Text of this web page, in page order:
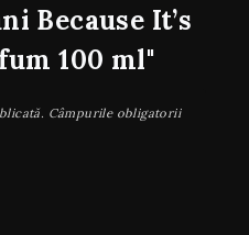
Because It’s
100 ml"
Câmpurile obligatorii